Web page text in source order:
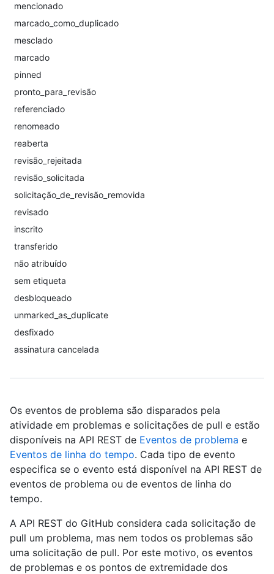
mencionado
marcado_como_duplicado
mesclado
marcado
pinned
pronto_para_revisão
referenciado
renomeado
reaberta
revisão_rejeitada
revisão_solicitada
solicitação_de_revisão_removida
revisado
inscrito
transferido
não atribuído
sem etiqueta
desbloqueado
unmarked_as_duplicate
desfixado
assinatura cancelada
Os eventos de problema são disparados pela
atividade em problemas e solicitações de pull e estão
disponíveis na API REST de Eventos de problema e
Eventos de linha do tempo. Cada tipo de evento
especifica se o evento está disponível na API REST de
eventos de problema ou de eventos de linha do
tempo.
A API REST do GitHub considera cada solicitação de
pull um problema, mas nem todos os problemas são
uma solicitação de pull. Por este motivo, os eventos
de problemas e os pontos de extremidade dos